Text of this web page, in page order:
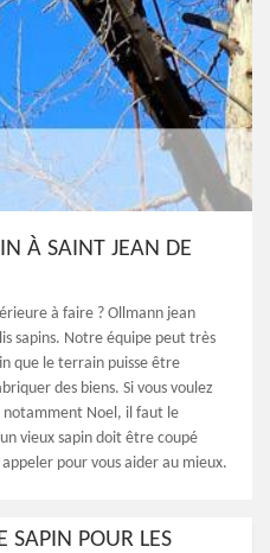
À SAINT JEAN DE
à faire ? Ollmann jean
sapins. Notre équipe peut très
que le terrain puisse être
des biens. Si vous voulez
notamment Noel, il faut le
vieux sapin doit être coupé
pour vous aider au mieux.
SAPIN POUR LES